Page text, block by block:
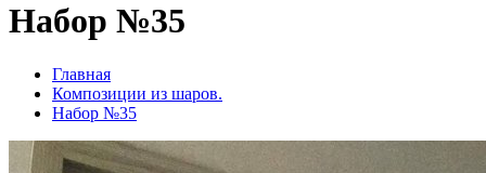
Набор №35
Главная
Композиции из шаров.
Набор №35